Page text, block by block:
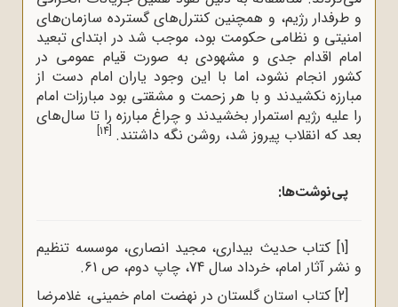
و طرفدار رژیم، و همچنین کنترل‌های گسترده سازمان‌های
امنیتی و نظامی حکومت بود، موجب شد در ابتدای تبعید
امام اقدام جدی و مشهودی به صورت قیام عمومی در
کشور انجام نشود، اما با این وجود یاران امام دست از
مبارزه نکشیدند و با هر زحمت و مشقتی بود مبارزات امام
را علیه رژیم استمرار بخشیدند و چراغ مبارزه را تا سال‌‌های
بعد که انقلاب پیروز شد، روشن نگه داشتند. [14]
پی‌نوشت‌ها:
[1]
کتاب حدیث بیدارى، مجید انصاری، موسسه تنظیم
و نشر آثار امام، خرداد سال 74، چاپ دوم، ص 61.
[2]
کتاب استان گلستان در نهضت امام خمینی، غلامرضا